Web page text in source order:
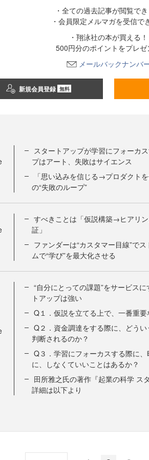
・全ての過去記事が閲覧で
・会員限定メルマガを受信で
・翔泳社の本が買える！
500円分のポイントをプレゼ
メールバックナンバ
新規会員登録 無料
スタートアップが学習にフォーカ
プはアート、失敗はサイエンス
「思い込みを信じる→プロダクト
の“失敗のループ”
すべきことは「仮説構築→ヒアリ
証」
ファンダーは“カスタマー目線”で
ムで“学び”を最大化させる
“自分にとっての課題”をサービス
トアップは強い
Q１．仮説を立てる上で、一番重要
Q２．資金調達をする際に、どう
判断されるのか？
Q３．学習にフォーカスする際に
に、しなくていいことはあるか？
田所雅之氏の著作『起業の科学 ス
詳細は以下より